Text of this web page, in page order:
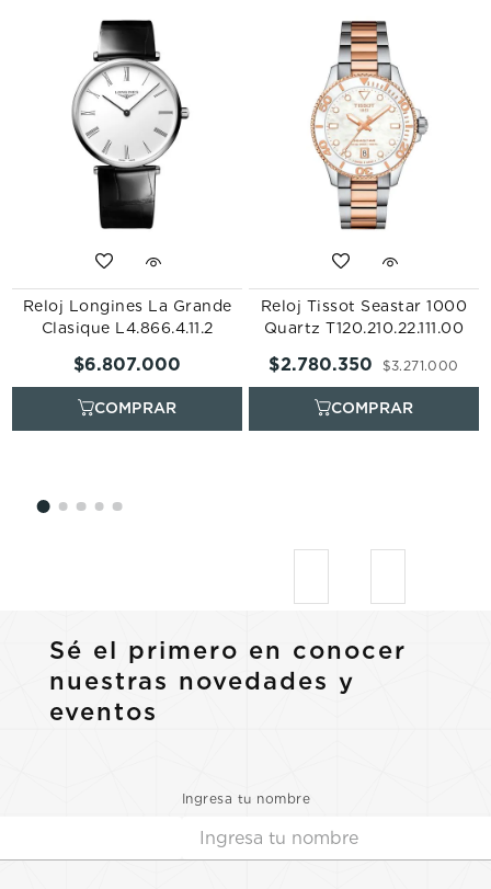
Reloj Longines La Grande
Clasique L4.866.4.11.2
$6.807.000
Reloj Tissot Seastar 1000
Quartz T120.210.22.111.00
$3. 271.000
$2.780.350
Sé el primero en conocer
nuestras novedades y
eventos
Ingresa tu nombre